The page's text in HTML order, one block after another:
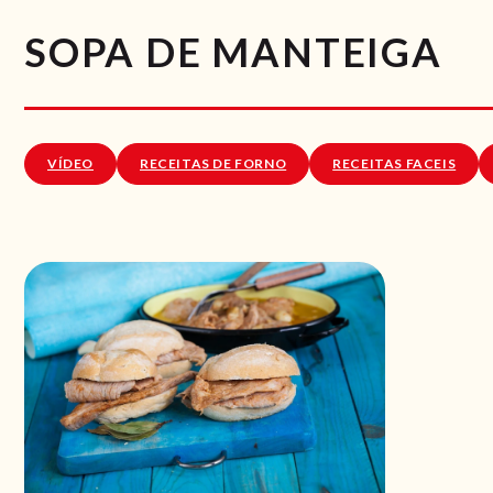
SOPA DE MANTEIGA
VÍDEO RECEITAS DE FORNO RECEITAS FACEIS